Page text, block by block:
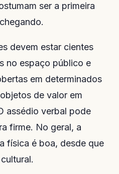
ser a primeira
devem estar cientes
no espaço público e
em determinados
de valor em
assédio verbal pode
firme. No geral, a
física é boa, desde que